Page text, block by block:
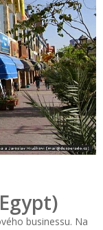
businessu. Na